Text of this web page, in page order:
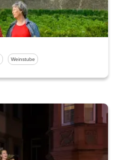
Weinstube